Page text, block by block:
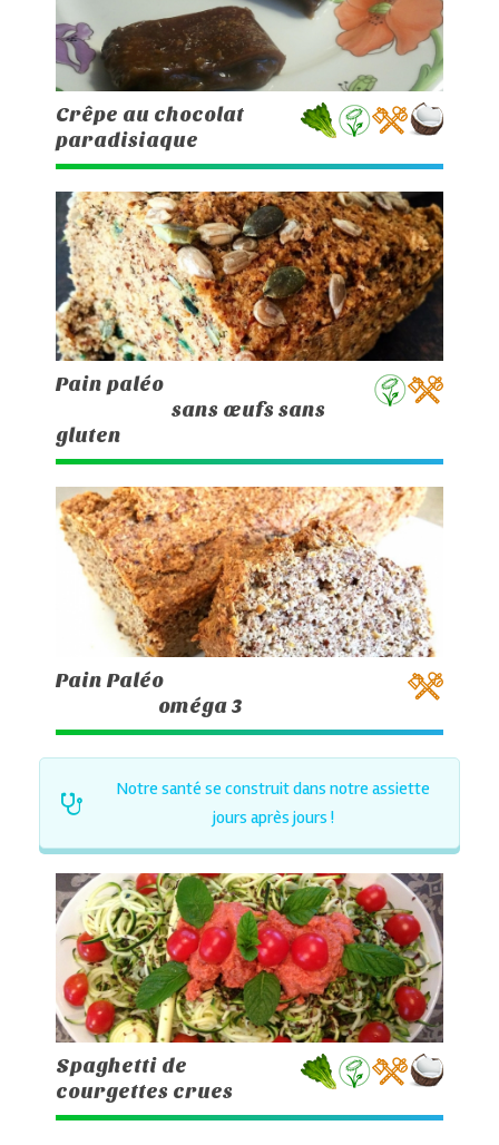
Crêpe au chocolat
paradisiaque
Pain paléo
sans œufs sans
gluten
Pain Paléo
oméga 3
Notre santé se construit dans notre assiette
jours après jours !
Spaghetti de
courgettes crues